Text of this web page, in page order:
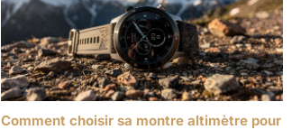
Comment choisir sa montre altimètre pour